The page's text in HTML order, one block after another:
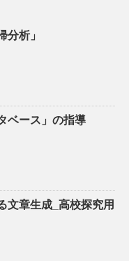
析」
ベース」の指導
文章生成_高校探究用